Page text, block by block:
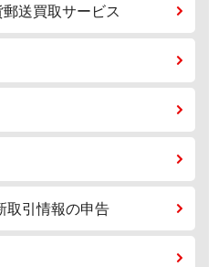
送買取サービス
取引情報の申告